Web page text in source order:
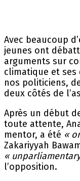
Avec beaucoup
jeunes ont
arguments sur
climatique et ses
nos politiciens,
deux côtés de
Après un début
toute attente,
mentor, a été «
Zakariyyah
«
l’opposition.